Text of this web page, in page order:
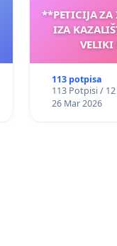
**PETICIJA ZA
IZA
113 potpisa
113 Potpisi /
26 Mar 2026